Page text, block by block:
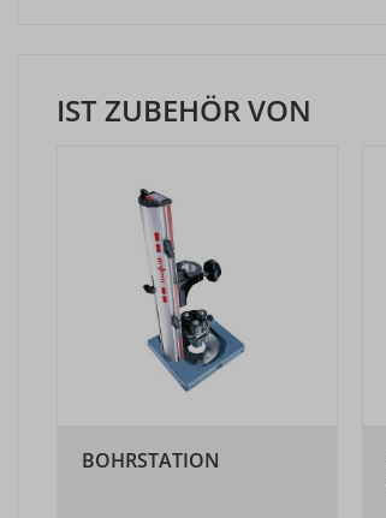
IST ZUBEHÖR VON
BOHRSTATION